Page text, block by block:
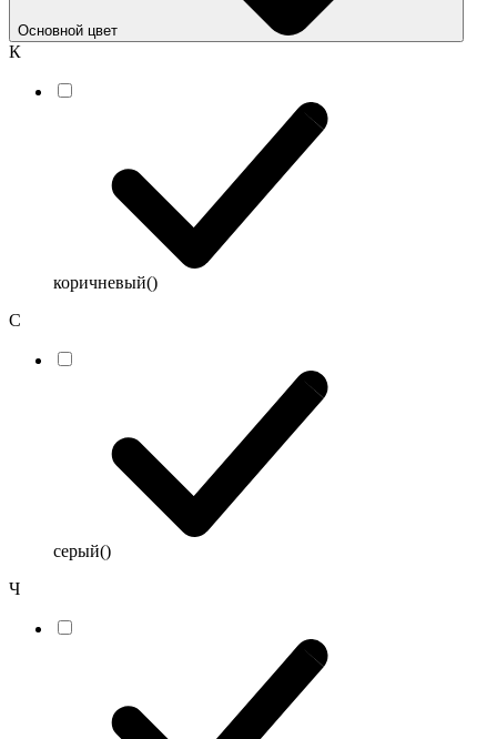
Основной цвет
К
коричневый()
С
серый()
Ч